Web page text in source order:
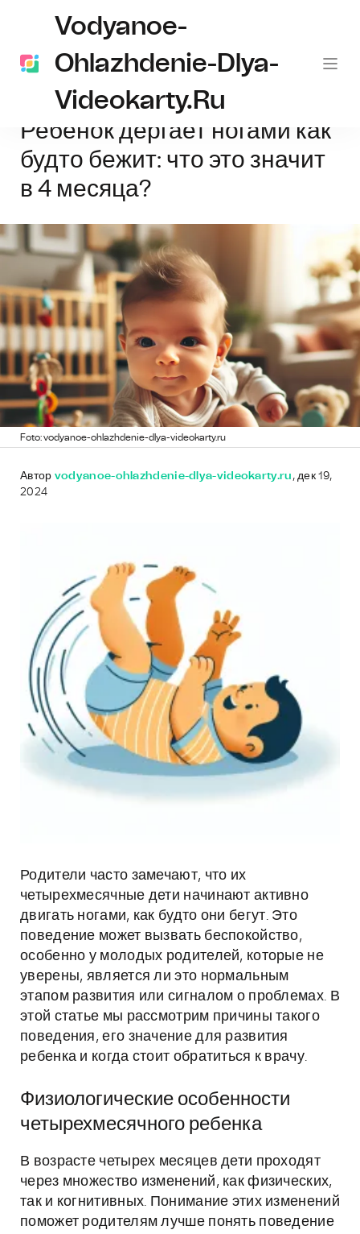
Vodyanoe-
Ohlazhdenie-Dlya-
Videokarty.ru
Главная Новости Ребенок дергает ногами как будто бежит: что это
Ребенок дергает ногами как
будто бежит: что это значит
в 4 месяца?
Foto: vodyanoe-ohlazhdenie-dlya-videokarty.ru
Автор vodyanoe-ohlazhdenie-dlya-videokarty.ru , дек 19,
2024
Родители часто замечают, что их
четырехмесячные дети начинают активно
двигать ногами, как будто они бегут. Это
поведение может вызвать беспокойство,
особенно у молодых родителей, которые не
уверены, является ли это нормальным
этапом развития или сигналом о проблемах. В
этой статье мы рассмотрим причины такого
поведения, его значение для развития
ребенка и когда стоит обратиться к врачу.
Физиологические особенности
четырехмесячного ребенка
В возрасте четырех месяцев дети проходят
через множество изменений, как физических,
так и когнитивных. Понимание этих изменений
поможет родителям лучше понять поведение